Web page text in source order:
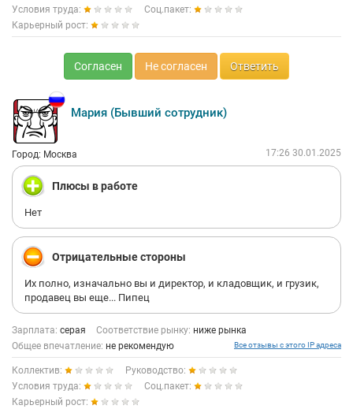
Условия труда:
Соц.пакет:
Карьерный рост:
Согласен Не согласен Ответить
Мария (Бывший сотрудник)
Город: Москва 17:26 30.01.2025
Плюсы в работе
Нет
Отрицательные стороны
Их полно, изначально вы и директор, и кладовщик, и грузик,
продавец вы еще... Пипец
Зарплата: серая Соответствие рынку: ниже рынка
Общее впечатление: не рекомендую Все отзывы с этого IP адреса
Коллектив:
Руководство:
Условия труда:
Соц.пакет:
Карьерный рост: